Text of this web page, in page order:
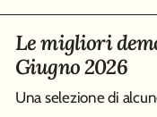
Le migliori
Giugno 2026